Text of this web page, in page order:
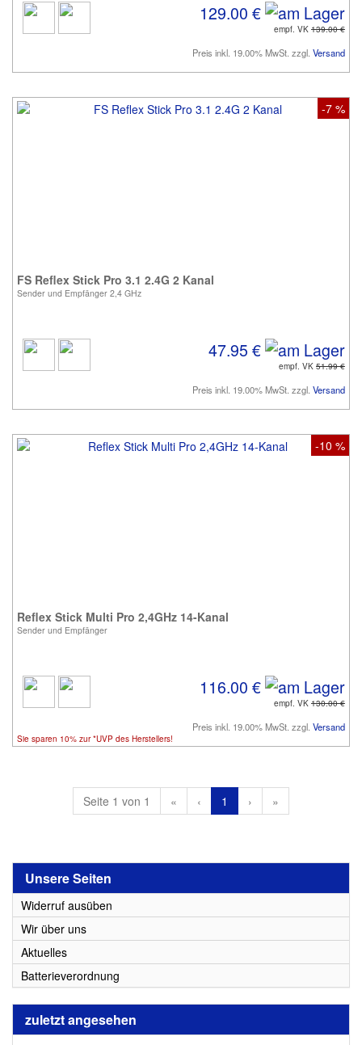
129.00 €
empf. VK 139.00 €
Preis inkl. 19.00% MwSt. zzgl. Versand
-7 %
FS Reflex Stick Pro 3.1 2.4G 2 Kanal
Sender und Empfänger 2,4 GHz
47.95 €
empf. VK 51.99 €
Preis inkl. 19.00% MwSt. zzgl. Versand
-10 %
Reflex Stick Multi Pro 2,4GHz 14-Kanal
Sender und Empfänger
116.00 €
empf. VK 130.00 €
Preis inkl. 19.00% MwSt. zzgl. Versand
Sie sparen 10% zur *UVP des Herstellers!
Seite 1 von 1 « ‹ 1 › »
Unsere Seiten
Widerruf ausüben
Wir über uns
Aktuelles
Batterieverordnung
zuletzt angesehen